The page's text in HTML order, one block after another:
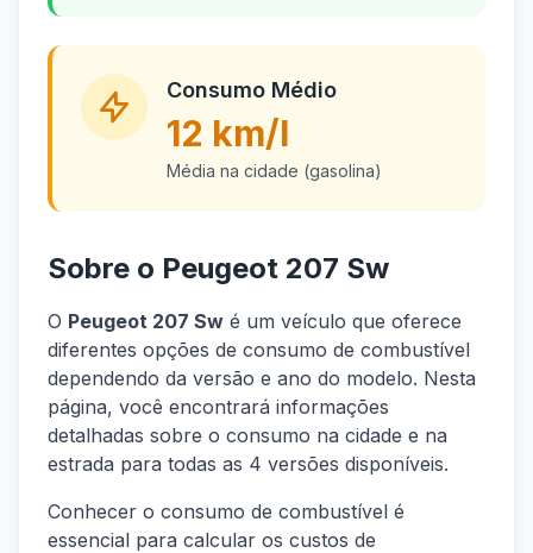
Consumo Médio
12 km/l
Média na cidade (gasolina)
Sobre o Peugeot 207 Sw
O Peugeot 207 Sw é um veículo que oferece
diferentes opções de consumo de combustível
dependendo da versão e ano do modelo. Nesta
página, você encontrará informações
detalhadas sobre o consumo na cidade e na
estrada para todas as 4 versões disponíveis.
Conhecer o consumo de combustível é
essencial para calcular os custos de